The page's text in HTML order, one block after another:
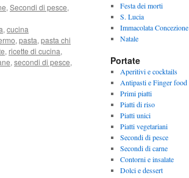
, Secondi di pesce,
, cucina
, pasta, pasta chi
, ricette di cucina,
, secondi di pesce,
Festa dei morti
S. Lucia
Immacolata Concezione
Natale
Portate
Aperitivi e cocktails
Antipasti e Finger food
Primi piatti
Piatti di riso
Piatti unici
Piatti vegetariani
Secondi di pesce
Secondi di carne
Contorni e insalate
Dolci e dessert